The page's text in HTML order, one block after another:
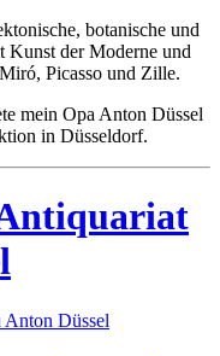
botanische und
Kunst der Moderne und
Picasso und Zille.
mein Opa Anton Düssel
in Düsseldorf.